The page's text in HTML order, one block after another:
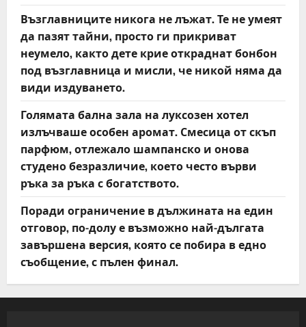
Възглавниците никога не лъжат. Те не умеят
да пазят тайни, просто ги прикриват
неумело, както дете крие откраднат бонбон
под възглавница и мисли, че никой няма да
види издуването.
Голямата бална зала на луксозен хотел
излъчваше особен аромат. Смесица от скъп
парфюм, отлежало шампанско и онова
студено безразличие, което често върви
ръка за ръка с богатството.
Поради ограничение в дължината на един
отговор, по-долу е възможно най-дългата
завършена версия, която се побира в едно
съобщение, с пълен финал.